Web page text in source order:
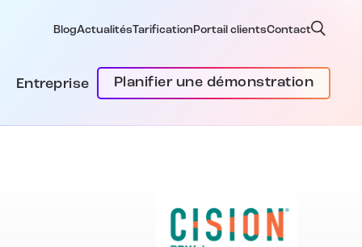
BlogActualitésTarification Portail clientsContact
Entreprise Planifier une démonstration